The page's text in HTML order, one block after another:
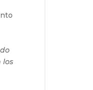
los